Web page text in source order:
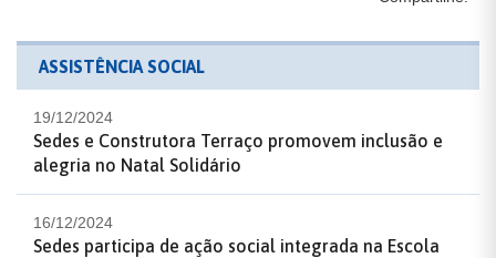
ASSISTÊNCIA SOCIAL
19/12/2024
Sedes e Construtora Terraço promovem inclusão e
alegria no Natal Solidário
16/12/2024
Sedes participa de ação social integrada na Escola